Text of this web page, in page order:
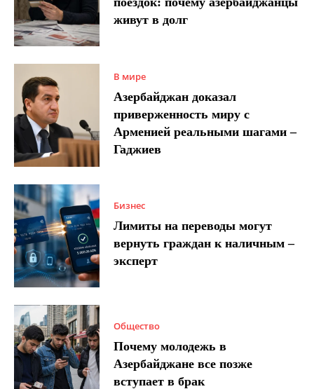
живут в долг
В мире
Азербайджан доказал
приверженность миру с
Арменией реальными шагами –
Гаджиев
Бизнес
Лимиты на переводы могут
вернуть граждан к наличным –
эксперт
Общество
Почему молодежь в
Азербайджане все позже
вступает в брак